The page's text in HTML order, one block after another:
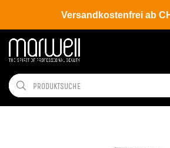
Versandkostenfrei ab
Shop Brands Wahl